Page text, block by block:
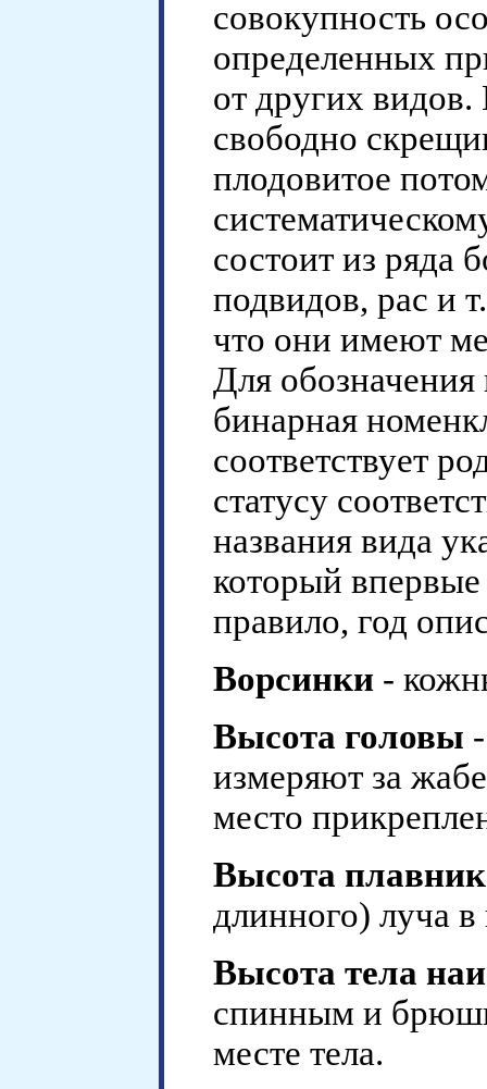
совокупность
определенных
от других
свободно
плодовитое
состоит из ряда
подвидов, рас и
что они имеют
Для обозначения
бинарная
соответствует
статусу
названия вида
который
правило, год
Ворсинки -
Высота головы
измеряют за
место
Высота
длинного) луча в
Высота тела
спинным и
месте тела.